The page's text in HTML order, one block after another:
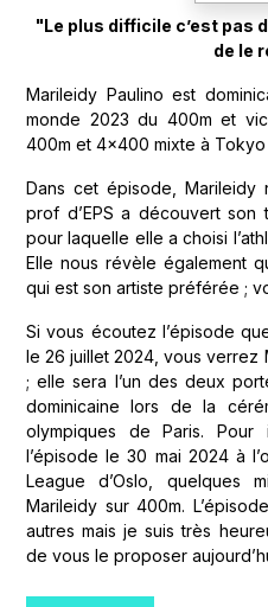
"Le plus difficile c’est pas
de le
Marileidy Paulino est
monde 2023 du 400m et
400m et 4x400 mixte à Tokyo
Dans cet épisode, Marileidy
prof d’EPS a découvert son
pour laquelle elle a choisi
Elle nous révèle également
qui est son artiste préférée ;
Si vous écoutez l’épisode
le 26 juillet 2024, vous verrez
; elle sera l’un des deux
dominicaine lors de la
olympiques de Paris. Pour
l’épisode le 30 mai 2024 à
League d’Oslo, quelques
Marileidy sur 400m.
autres mais je suis très
de vous le proposer